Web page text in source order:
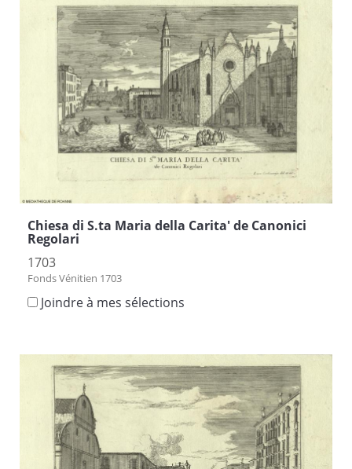
Chiesa di S.ta Maria della Carita' de Canonici
Regolari
1703
Fonds Vénitien 1703
Joindre à mes sélections